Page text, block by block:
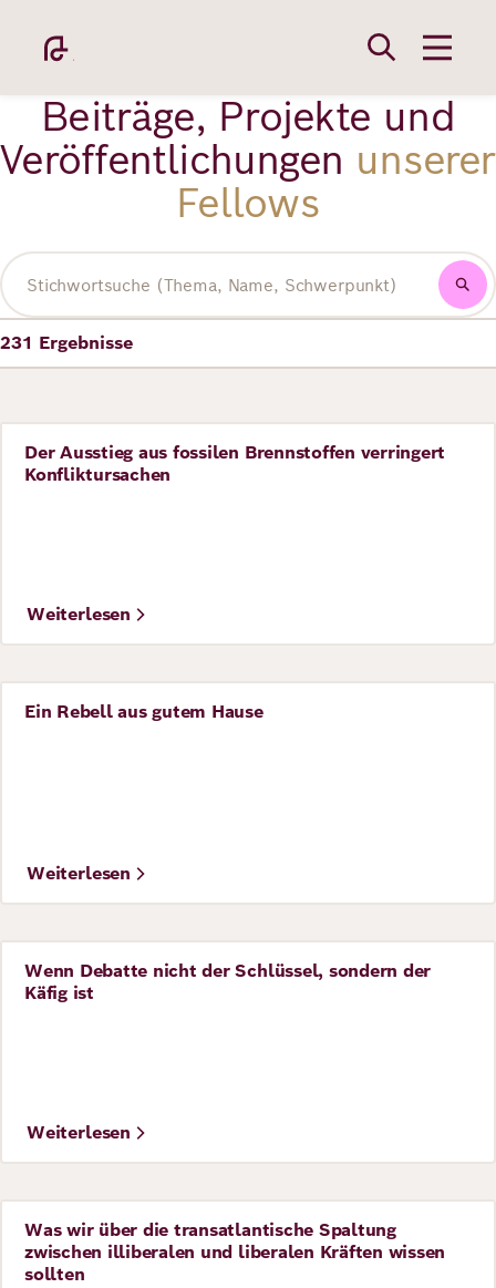
Inhalt
Academy
Fellowship
Fellows
Weizsäcker
Forum
Beiträge, Projekte und
Veröffentlichungen unserer
Fellows
231 Ergebnisse
Perspective
Der Ausstieg aus fossilen Brennstoffen verringert
Konfliktursachen
Weiterlesen
Story
Ein Rebell aus gutem Hause
Weiterlesen
Story
Wenn Debatte nicht der Schlüssel, sondern der
Käfig ist
Weiterlesen
Vorlesung
Was wir über die transatlantische Spaltung
zwischen illiberalen und liberalen Kräften wissen
sollten